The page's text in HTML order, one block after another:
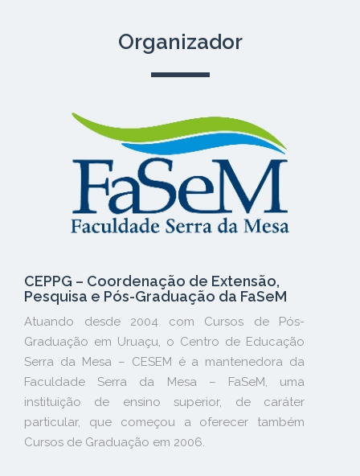
Organizador
CEPPG – Coordenação de Extensão,
Pesquisa e Pós-Graduação da FaSeM
Atuando desde 2004 com Cursos de Pós-
Graduação em Uruaçu, o Centro de Educação
Serra da Mesa – CESEM é a mantenedora da
Faculdade Serra da Mesa – FaSeM, uma
instituição de ensino superior, de caráter
particular, que começou a oferecer também
Cursos de Graduação em 2006.